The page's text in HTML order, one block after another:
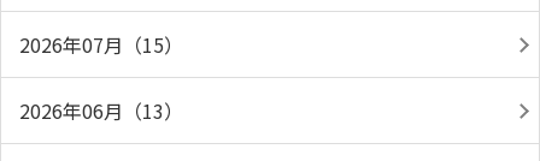
2026年07月（15）
2026年06月（13）